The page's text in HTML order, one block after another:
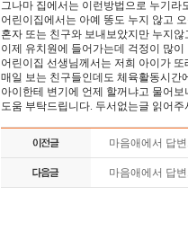
그나마 집에서는 이런방법으로 누기라
어린이집에서는 아예 똥도 누지 않고
혼자 또는 친구와 보내보았지만 누지
이제 유치원에 들어가는데 걱정이 많이
어린이집 선생님께서는 저희 아이가
매일 보는 친구들인데도 체육활동시간
아이한테 변기에 언제 할꺼냐고 물어
도움 부탁드립니다. 두서없는글 읽어
마음애에서 답
마음애에서 답